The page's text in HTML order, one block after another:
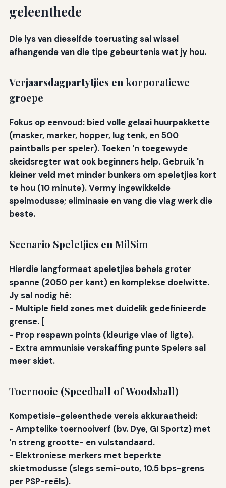
geleenthede
Die lys van dieselfde toerusting sal wissel
afhangende van die tipe gebeurtenis wat jy hou.
Verjaarsdagpartytjies en korporatiewe
groepe
Fokus op eenvoud: bied volle gelaai huurpakkette
(masker, marker, hopper, lug tenk, en 500
paintballs per speler). Toeken 'n toegewyde
skeidsregter wat ook beginners help. Gebruik 'n
kleiner veld met minder bunkers om speletjies kort
te hou (10 minute). Vermy ingewikkelde
spelmodusse; eliminasie en vang die vlag werk die
beste.
Scenario Speletjies en MilSim
Hierdie langformaat speletjies behels groter
spanne (2050 per kant) en komplekse doelwitte.
Jy sal nodig hê:
- Multiple field zonesmet duidelik gedefinieerde
grense. [
- Prop respawn points(kleurige vlae of ligte).
- Extra ammunisie verskaffing punte Spelers sal
meer skiet.
Toernooie (Speedball of Woodsball)
Kompetisie-geleenthede vereis akkuraatheid:
- Amptelike toernooiverf (bv. Dye, GI Sportz) met
'n streng grootte- en vulstandaard.
- Elektroniese merkers met beperkte
skietmodusse (slegs semi-outo, 10.5 bps-grens
per PSP-reëls).